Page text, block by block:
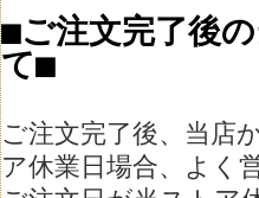
■ご注文完了後
て■
ご注文完了後、当店
ア休業日場合、よく